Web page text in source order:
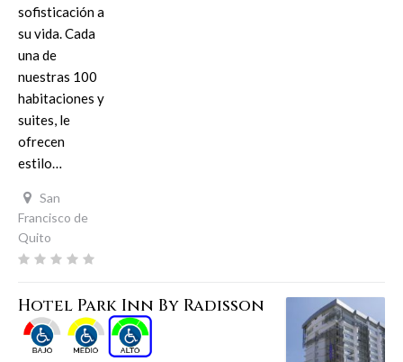
sofisticación a
su vida. Cada
una de
nuestras 100
habitaciones y
suites, le
ofrecen
estilo…
San
Francisco de
Quito
Hotel Park Inn By Radisson